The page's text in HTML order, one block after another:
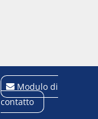
Modulo di
contatto